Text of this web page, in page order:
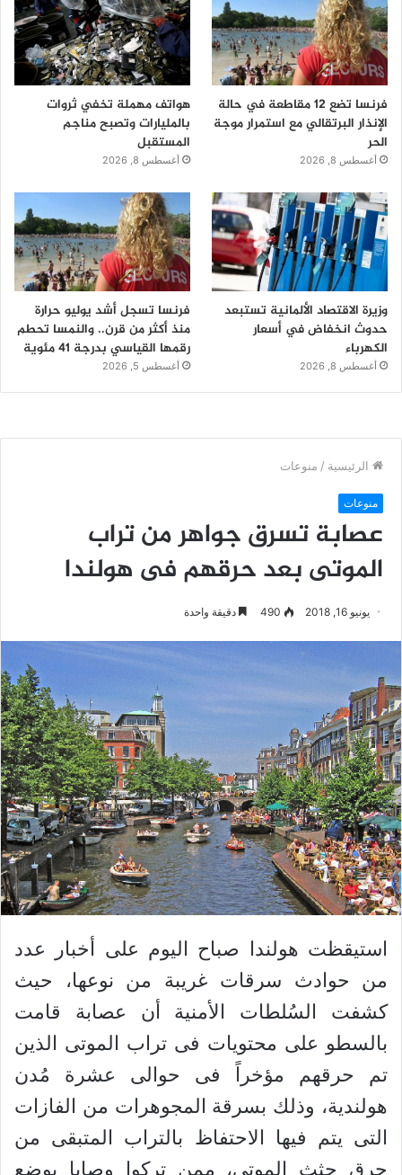
فرنسا تضع 12 مقاطعة في حالة
الإنذار البرتقالي مع استمرار موجة
الحر
أغسطس 8, 2026
هواتف مهملة تخفي ثروات
بالمليارات وتصبح مناجم
المستقبل
أغسطس 8, 2026
وزيرة الاقتصاد الألمانية تستبعد
حدوث انخفاض في أسعار
الكهرباء
أغسطس 8, 2026
فرنسا تسجل أشد يوليو حرارة
منذ أكثر من قرن.. والنمسا تحطم
رقمها القياسي بدرجة 41 مئوية
أغسطس 5, 2026